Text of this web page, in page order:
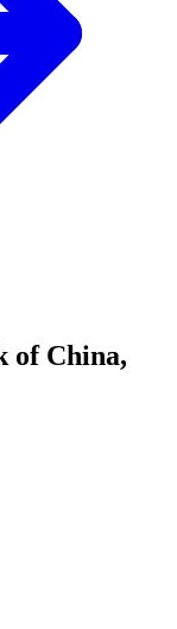
of China,